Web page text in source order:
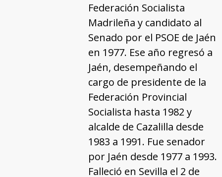
Federación Socialista
Madrileña y candidato al
Senado por el PSOE de Jaén
en 1977. Ese año regresó a
Jaén, desempeñando el
cargo de presidente de la
Federación Provincial
Socialista hasta 1982 y
alcalde de Cazalilla desde
1983 a 1991. Fue senador
por Jaén desde 1977 a 1993.
Falleció en Sevilla el 2 de